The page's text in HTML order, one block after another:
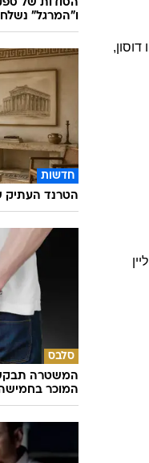
דוסון,
ליין
הסודות של
ו"המרגל"
חדשות
הטרנד העתיק
סלבס
המשטרה
המוכר